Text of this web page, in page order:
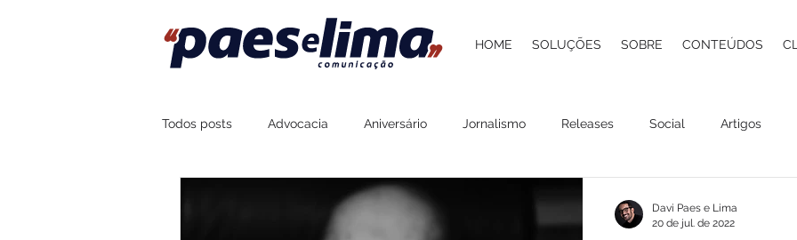
HOME SOLUÇÕES SOBRE CONTEÚDOS
Todos posts Advocacia Aniversário Jornalismo Releases Social Artigos
Fort Atacadista
Davi Paes e Lima
20 de jul. de 2022